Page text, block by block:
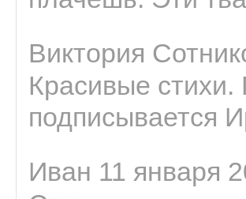
Виктория
Красивые стихи.
подписывается
Иван 11 января